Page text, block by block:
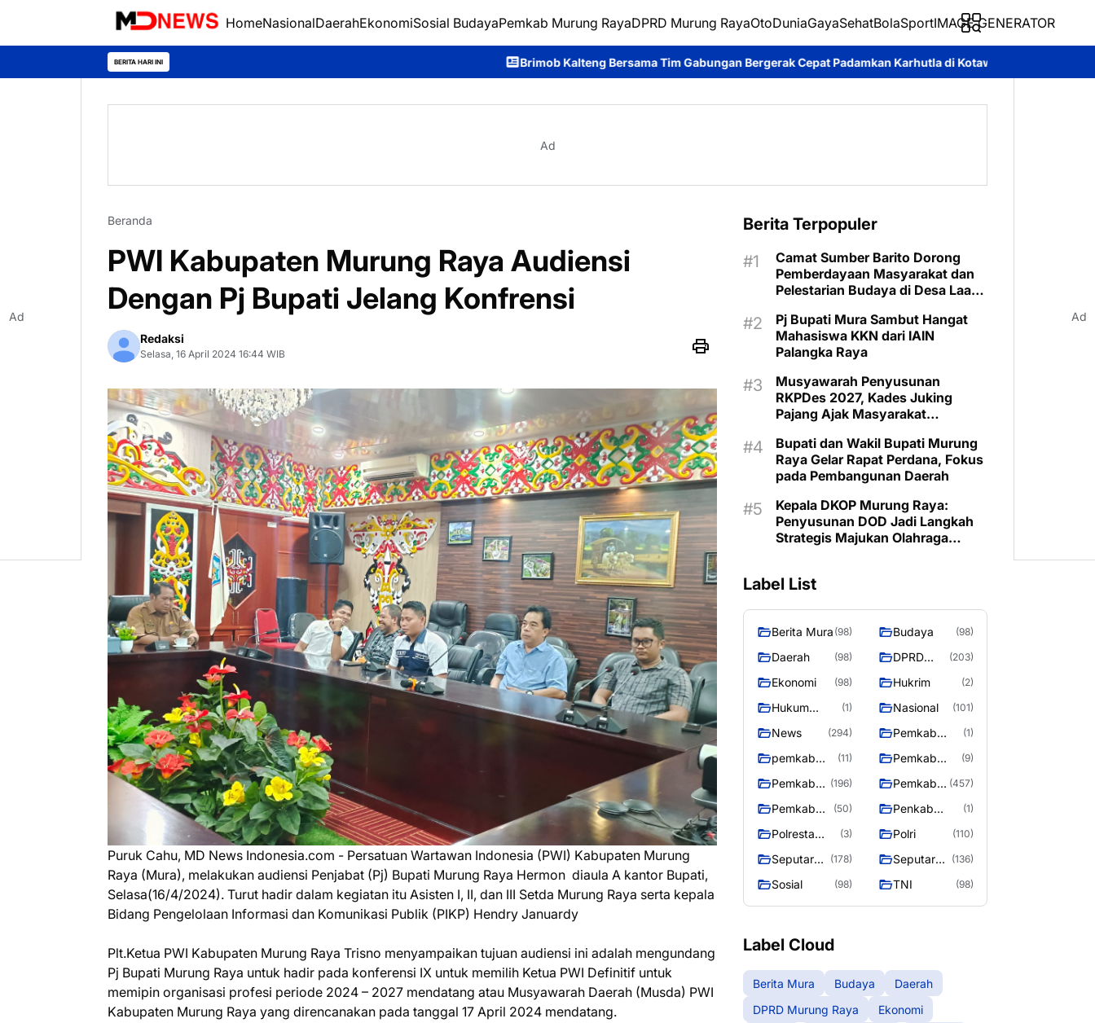
HomeNasionalDaerahEkonomiSosial BudayaPemkab Murung RayaDPRD Murung RayaOtoDuniaGayaSehatBolaSportIMAGE GENERATOR
BERITA HARI INI Brimob Kalteng Bersama Tim Gabungan Bergerak Cepat Padamkan Karhutla di Kotawaringin Timur Pemkab Murung Raya
Ad
Beranda
PWI Kabupaten Murung Raya Audiensi
Dengan Pj Bupati Jelang Konfrensi
Redaksi
Selasa, 16 April 2024 16:44 WIB
Puruk Cahu, MD News Indonesia.com - Persatuan Wartawan Indonesia (PWI) Kabupaten Murung
Raya (Mura), melakukan audiensi Penjabat (Pj) Bupati Murung Raya Hermon diaula A kantor Bupati,
Selasa(16/4/2024). Turut hadir dalam kegiatan itu Asisten I, II, dan III Setda Murung Raya serta kepala
Bidang Pengelolaan Informasi dan Komunikasi Publik (PIKP) Hendry Januardy
Plt.Ketua PWI Kabupaten Murung Raya Trisno menyampaikan tujuan audiensi ini adalah mengundang
Pj Bupati Murung Raya untuk hadir pada konferensi IX untuk memilih Ketua PWI Definitif untuk
memipin organisasi profesi periode 2024 – 2027 mendatang atau Musyawarah Daerah (Musda) PWI
Kabupaten Murung Raya yang direncanakan pada tanggal 17 April 2024 mendatang.
Berita Terpopuler
Camat Sumber Barito Dorong
Pemberdayaan Masyarakat dan
Pelestarian Budaya di Desa Laas
Pj Bupati Mura Sambut Hangat
Mahasiswa KKN dari IAIN
Palangka Raya
Musyawarah Penyusunan
RKPDes 2027, Kades Juking
Pajang Ajak Masyarakat
Kebutuhan
Bupati dan Wakil Bupati Murung
Raya Gelar Rapat Perdana, Fokus
pada Pembangunan Daerah
Kepala DKOP Murung Raya:
Penyusunan DOD Jadi Langkah
Strategis Majukan Olahraga
Label List
Berita Mura (98) Budaya (98)
Daerah (98)
DPRD
Raya
(203)
Ekonomi (98) Hukrim (2)
Hukum
(1) Nasional (101)
News (294)
Pemkab
(1)
pemkab
raya
(11)
Pemkab
murung raya
(9)
Pemkab
raya
(196)
Pemkab
Raya
(457)
Pemkab
Raya 4
(50)
Penkab
Murung raya
(1)
Polresta
Raya
(3) Polri (110)
Seputar
Murung
Raya
(178)
Seputar
Seasen 2
(136)
Sosial (98) TNI (98)
Label Cloud
Berita Mura Budaya
Daerah
DPRD Murung Raya
Ekonomi
Ad Ad